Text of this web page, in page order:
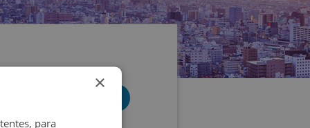
×
para